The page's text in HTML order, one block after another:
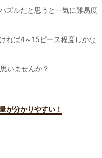
ズルだと思うと一気に難易度
れば4～15ピース程度しかな
いませんか？
が分かりやすい！